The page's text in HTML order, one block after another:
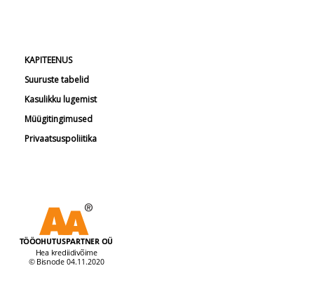
KAPITEENUS
Suuruste tabelid
Kasulikku lugemist
Müügitingimused
Privaatsuspoliitika